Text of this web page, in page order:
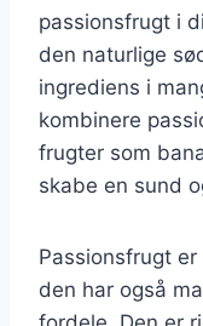
passionsfrugt i
den naturlige
ingrediens i
kombinere
frugter som
skabe en sund
Passionsfrugt
den har også